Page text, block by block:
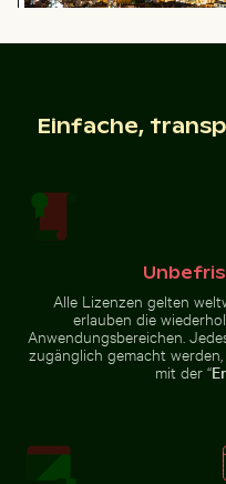
Belebte Straßenszene
Belebte Straßenszene mit
Einfache,
Alle Lizenzen gelten
erlauben die
Anwendungsbereichen.
zugänglich gemacht
mit der “